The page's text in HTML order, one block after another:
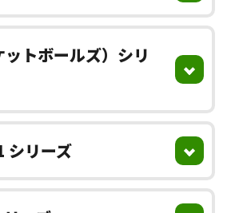
トボールズ）シリ
シリーズ